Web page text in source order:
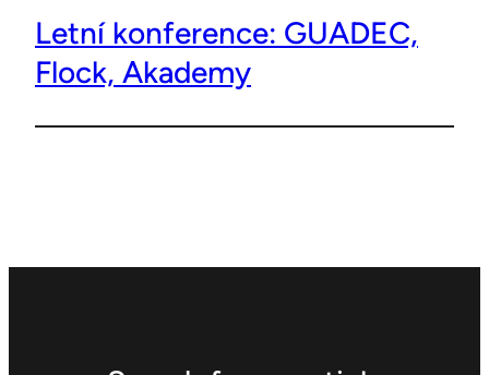
Letní konference: GUADEC,
Flock, Akademy